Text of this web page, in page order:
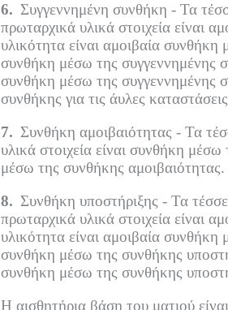
6. Συγγεννημένη συνθήκη - Τα
πρωταρχικά υλικά στοιχεία είναι
υλικότητα είναι αμοιβαία
συνθήκη μέσω της συγγεννημένης
συνθήκη μέσω της συγγεννημένης
συνθήκης για τις άυλες
7. Συνθήκη αμοιβαιότητας - Τα
υλικά στοιχεία είναι συνθήκη
μέσω της συνθήκης αμοιβαιότητας.
8. Συνθήκη υποστήριξης - Τα
πρωταρχικά υλικά στοιχεία είναι
υλικότητα είναι αμοιβαία
συνθήκη μέσω της συνθήκης
συνθήκη μέσω της συνθήκης
Η αισθητήρια βάση του ματιού